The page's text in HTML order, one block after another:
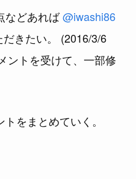
などあれば@iwashi86
きたい。 (2016/3/6
ントを受けて、一部修
をまとめていく。